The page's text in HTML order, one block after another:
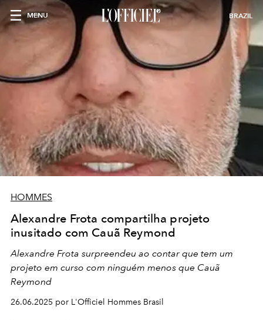
MENU BRAZIL
HOMMES
Alexandre Frota compartilha projeto
inusitado com Cauã Reymond
Alexandre Frota surpreendeu ao contar que tem um
projeto em curso com ninguém menos que Cauã
Reymond
26.06.2025 por L'Officiel Hommes Brasil